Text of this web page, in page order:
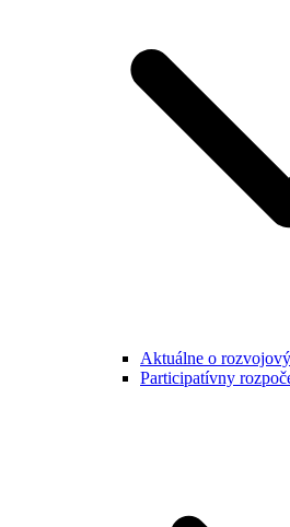
Aktuálne o
Participatívny